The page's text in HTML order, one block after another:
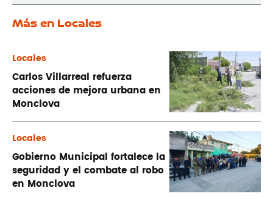
Más en Locales
Locales
Carlos Villarreal refuerza
acciones de mejora urbana en
Monclova
Locales
Gobierno Municipal fortalece la
seguridad y el combate al robo
en Monclova